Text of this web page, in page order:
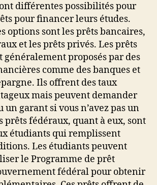
différentes possibilités pour
pour financer leurs études.
options sont les prêts bancaires,
et les prêts privés. Les prêts
généralement proposés par des
comme des banques et
Ils offrent des taux
mais peuvent demander
un garant si vous n’avez pas un
prêts fédéraux, quant à eux, sont
étudiants qui remplissent
Les étudiants peuvent
le Programme de prêt
fédéral pour obtenir